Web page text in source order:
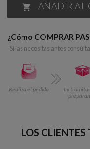
 AÑADIR AL
¿Cómo COMPRAR
“Si las necesitas antes
Realiza el pedido
Lo
LOS